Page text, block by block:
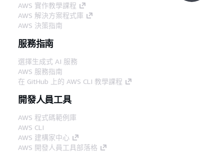
AWS 實作教學課程
AWS 解決方案程式庫
AWS 決策指南
服務指南
選擇生成式 AI 服務
AWS 服務指南
在 GitHub 上的 AWS CLI 教學課程
開發人員工具
AWS 程式碼範例庫
AWS CLI
AWS 建構家中心
AWS 開發人員工具部落格